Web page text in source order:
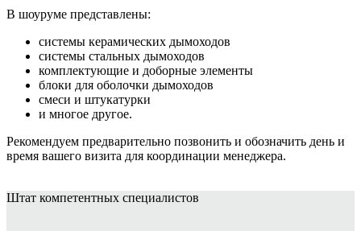
В шоуруме представлены:
системы керамических дымоходов
системы стальных дымоходов
комплектующие и доборные элементы
блоки для оболочки дымоходов
смеси и штукатурки
и многое другое.
Рекомендуем предварительно позвонить и обозначить день и
время вашего визита для координации менеджера.
Штат компетентных специалистов